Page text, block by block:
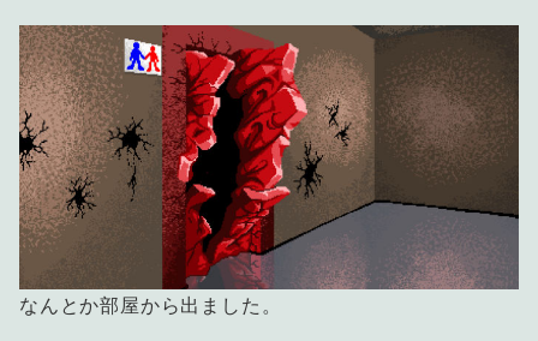
なんとか部屋から出ました。